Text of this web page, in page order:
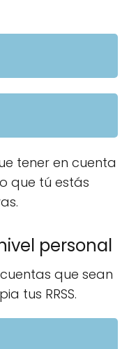
tener en cuenta
que tú estás
personal
que sean
tus RRSS.